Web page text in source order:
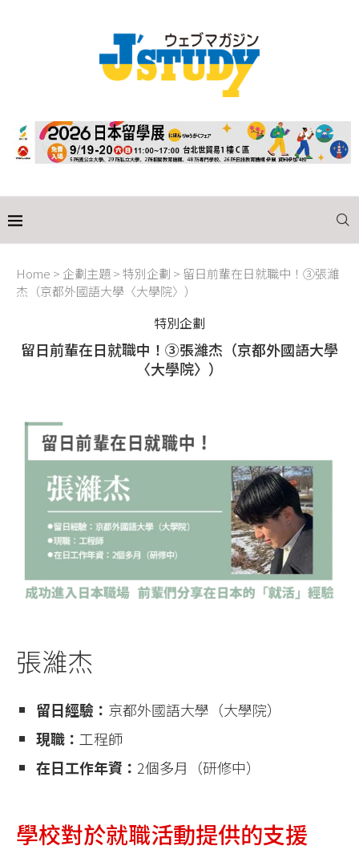
Home > 企劃主題>特別企劃 > 留日前輩在日就職中！③張濰
杰（京都外國語大學〈大學院〉）
特別企劃
留日前輩在日就職中！③張濰杰（京都外國語大學
〈大學院〉）
張濰杰
留日經驗： 京都外國語大學（大學院）
現職： 工程師
在日工作年資： 2個多月（研修中）
學校對於就職活動提供的支援